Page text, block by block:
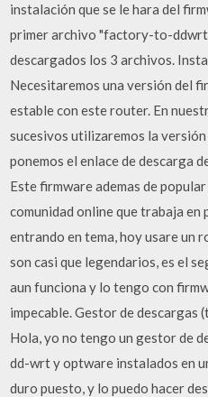
instalación que se le hara del
primer archivo "factory-to-
descargados los 3 archivos.
Necesitaremos una versión del
estable con este router. En
sucesivos utilizaremos la
ponemos el enlace de descarga
Este firmware ademas de
comunidad online que trabaja en
entrando en tema, hoy usare un
son casi que legendarios, es el
aun funciona y lo tengo con
impecable. Gestor de
Hola, yo no tengo un gestor de
dd-wrt y optware instalados en
duro puesto, y lo puedo hacer